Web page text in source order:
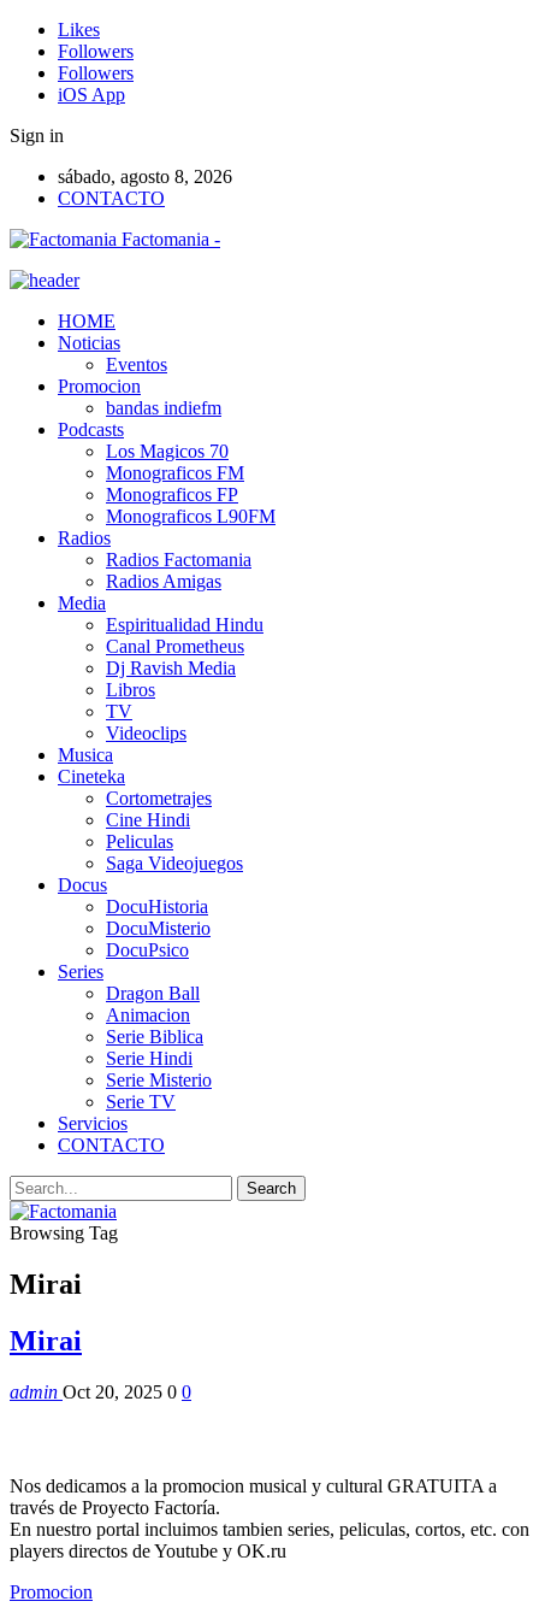
Likes
Followers
Followers
iOS App
Sign in
sábado, agosto 8, 2026
CONTACTO
Factomania -
HOME
Noticias
Eventos
Promocion
bandas indiefm
Podcasts
Los Magicos 70
Monograficos FM
Monograficos FP
Monograficos L90FM
Radios
Radios Factomania
Radios Amigas
Media
Espiritualidad Hindu
Canal Prometheus
Dj Ravish Media
Libros
TV
Videoclips
Musica
Cineteka
Cortometrajes
Cine Hindi
Peliculas
Saga Videojuegos
Docus
DocuHistoria
DocuMisterio
DocuPsico
Series
Dragon Ball
Animacion
Serie Biblica
Serie Hindi
Serie Misterio
Serie TV
Servicios
CONTACTO
Browsing Tag
Mirai
Mirai
admin Oct 20, 2025 0 0
Nos dedicamos a la promocion musical y cultural GRATUITA a
través de Proyecto Factoría.
En nuestro portal incluimos tambien series, peliculas, cortos, etc. con
players directos de Youtube y OK.ru
Promocion